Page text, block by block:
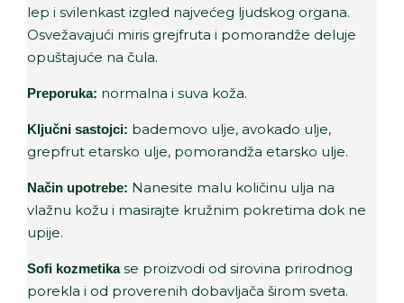
lep i svilenkast izgled najvećeg ljudskog organa.
Osvežavajući miris grejfruta i pomorandže deluje
opuštajuće na čula.
Preporuka: normalna i suva koža.
Ključni sastojci: bademovo ulje, avokado ulje,
grepfrut etarsko ulje, pomorandža etarsko ulje.
Način upotrebe: Nanesite malu količinu ulja na
vlažnu kožu i masirajte kružnim pokretima dok ne
upije.
Sofi kozmetikase proizvodi od sirovina prirodnog
porekla i od proverenih dobavljača širom sveta.